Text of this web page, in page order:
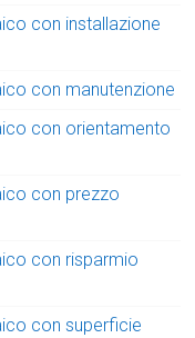
con installazione
con manutenzione
con orientamento
con prezzo
con risparmio
con superficie